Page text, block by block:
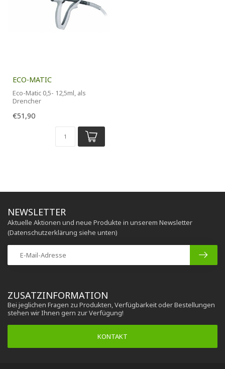
ECO-MATIC
Eco-Matic 0,5- 12,5ml, als
Drencher
€51,90
ZUSATZINFORMATION
Bei jeglichen Fragen zu Produkten, Verfügbarkeit oder Bestellungen
stehen wir Ihnen gern zur Verfügung!
KONTAKT
NEWSLETTER
Aktuelle Aktionen und neue Produkte in unserem Newsletter
(Datenschutzerklärung siehe unten)